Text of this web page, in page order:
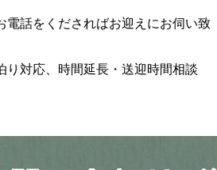
電話をくださればお迎えにお伺い致
り対応、時間延長・送迎時間相談